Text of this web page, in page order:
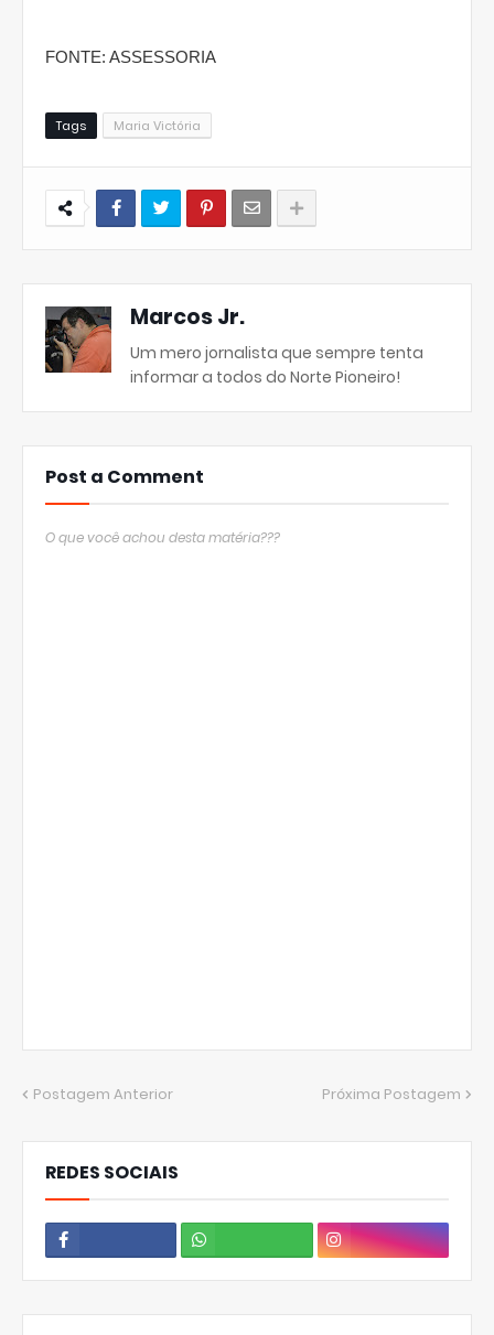
FONTE: ASSESSORIA
Tags Maria Victória
Marcos Jr.
Um mero jornalista que sempre tenta
informar a todos do Norte Pioneiro!
Post a Comment
O que você achou desta matéria???
Postagem Anterior Próxima Postagem
REDES SOCIAIS